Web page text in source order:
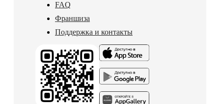
FAQ
Франшиза
Поддержка и контакты